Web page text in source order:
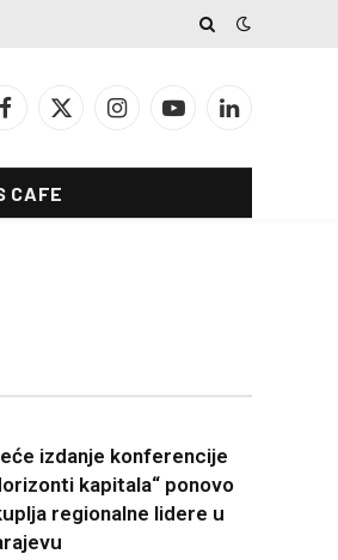
Facebook
X
InstagramYouTubeLinkedIn
CAFE
izdanje konferencije
kapitala“ ponovo
regionalne lidere u